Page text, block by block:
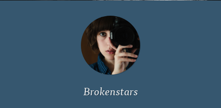
Ich bin Fyn,
23, und
wohne in
Köln
Brokenstars